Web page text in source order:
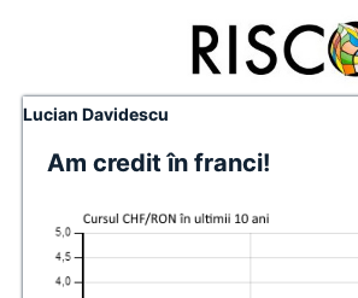
Lucian Davidescu
Am credit în franci!